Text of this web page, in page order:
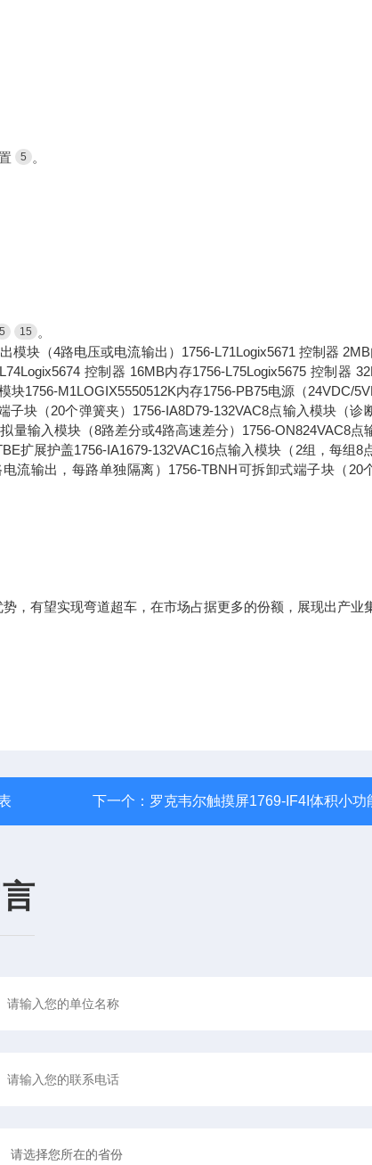
5
。
5 15
。
模块（4路电压或电流输出）1756-L71Logix5671 控制器
控制器 16MB内存1756-L75Logix5675 控制器
1756-M1LOGIX5550512K内存1756-PB75电源（24VDC/
块（20个弹簧夹）1756-IA8D79-132VAC8点输入模块（诊
量输入模块（8路差分或4路高速差分）1756-ON824VAC8点
扩展护盖1756-IA1679-132VAC16点输入模块（2组，每组8
流输出，每路单独隔离）1756-TBNH可拆卸式端子块（20
有望实现弯道超车，在市场占据更多的份额，展现出产业
下一个： 罗克韦尔触摸屏1769-IF4I体积小功